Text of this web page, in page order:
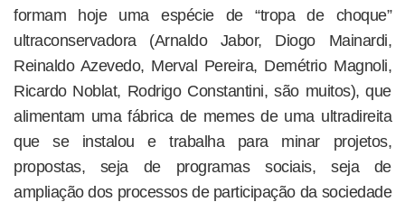
formam hoje uma espécie de “tropa de choque”
ultraconservadora (Arnaldo Jabor, Diogo Mainardi,
Reinaldo Azevedo, Merval Pereira, Demétrio Magnoli,
Ricardo Noblat, Rodrigo Constantini, são muitos), que
alimentam uma fábrica de memes de uma ultradireita
que se instalou e trabalha para minar projetos,
propostas, seja de programas sociais, seja de
ampliação dos processos de participação da sociedade